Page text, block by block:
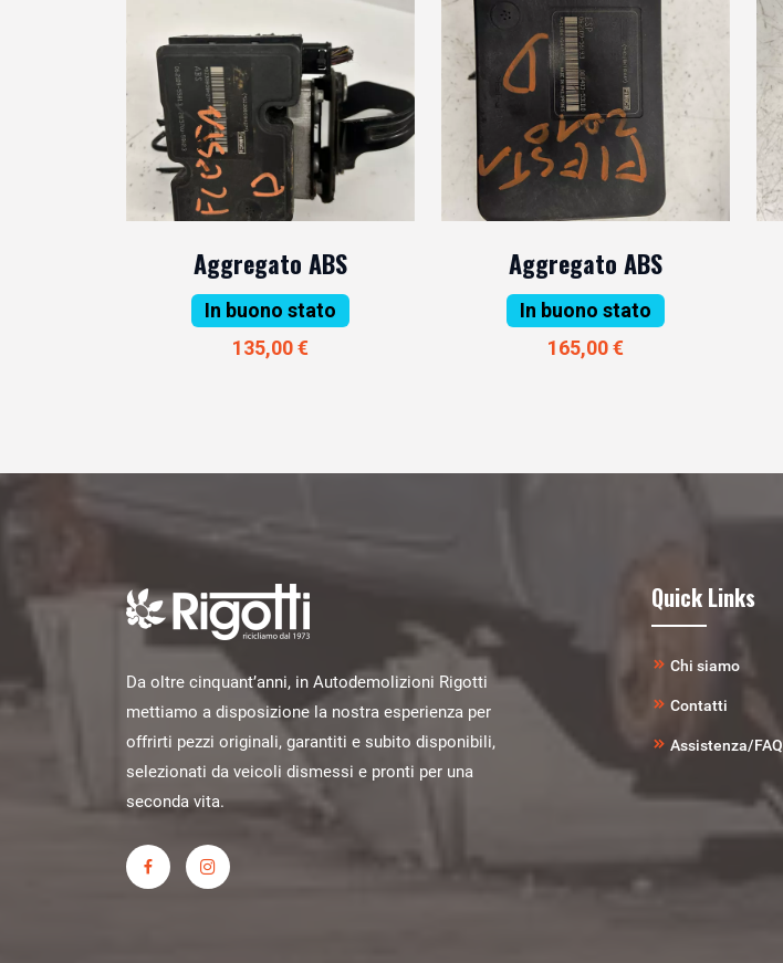
Aggregato ABS
In buono stato
135,00 €
Aggregato ABS
In buono stato
165,00 €
Da oltre cinquant’anni, in Autodemolizioni Rigotti
mettiamo a disposizione la nostra esperienza per
offrirti pezzi originali, garantiti e subito disponibili,
selezionati da veicoli dismessi e pronti per una
seconda vita.
Quick Links
Chi siamo
Contatti
Assistenza/FAQ